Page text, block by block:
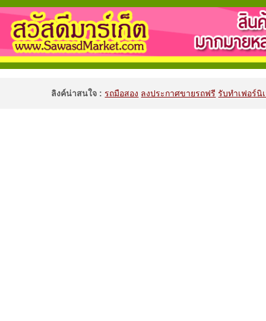
ลิงค์น่าสนใจ :รถมือสอง ลงประกาศขายรถฟรี รับทำเฟอร์นิ